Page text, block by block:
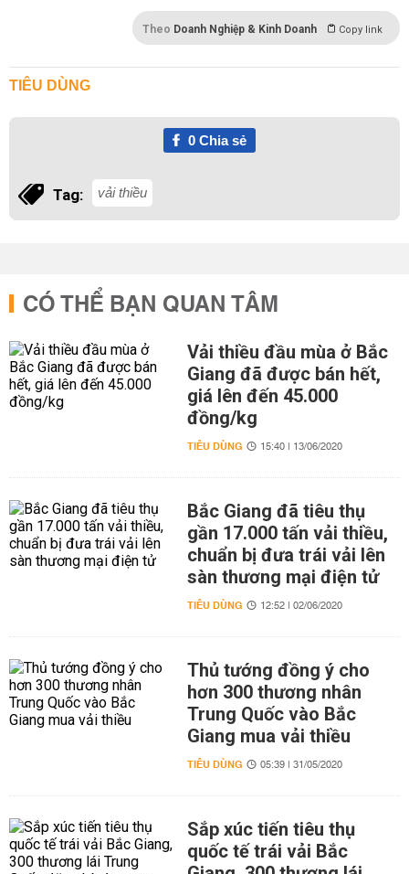
Theo Doanh Nghiệp & Kinh Doanh Copy link
TIÊU DÙNG
0Chia sẻ
Tag: vải thiều
CÓ THỂ BẠN QUAN TÂM
Vải thiều đầu mùa ở Bắc
Giang đã được bán hết,
giá lên đến 45.000
đồng/kg
TIÊU DÙNG 15:40 | 13/06/2020
Bắc Giang đã tiêu thụ
gần 17.000 tấn vải thiều,
chuẩn bị đưa trái vải lên
sàn thương mại điện tử
TIÊU DÙNG 12:52 | 02/06/2020
Thủ tướng đồng ý cho
hơn 300 thương nhân
Trung Quốc vào Bắc
Giang mua vải thiều
TIÊU DÙNG 05:39 | 31/05/2020
Sắp xúc tiến tiêu thụ
quốc tế trái vải Bắc